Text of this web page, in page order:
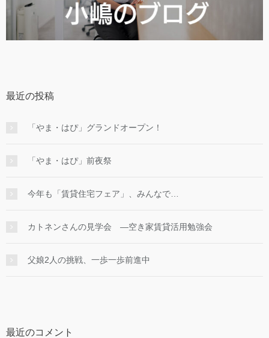
最近の投稿
「やま・はぴ」グランドオープン！
「やま・はぴ」前夜祭
今年も「賃貸住宅フェア」、みんなで…
カトネンさんの見学会 ―空き家賃貸活用勉強会
父娘2人の挑戦、一歩一歩前進中
最近のコメント